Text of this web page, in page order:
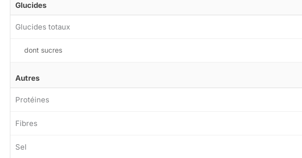
Glucides
Glucides totaux
dont sucres
Autres
Protéines
Fibres
Sel